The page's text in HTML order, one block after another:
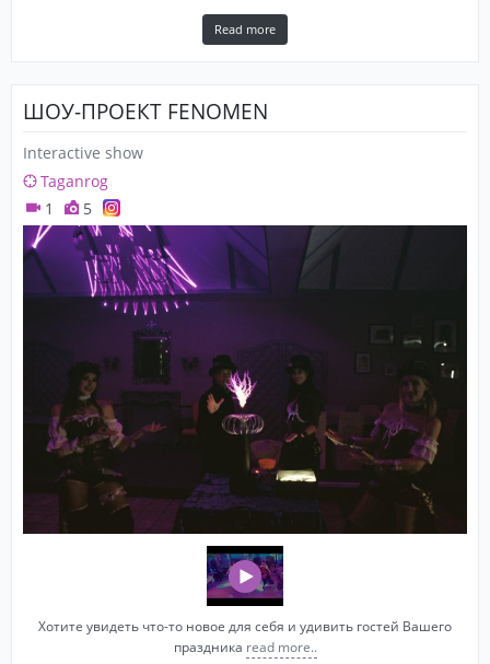
Read more
ШОУ-ПРОЕКТ FENOMEN
Interactive show
Taganrog
1
5
Хотите увидеть что-то новое для себя и удивить гостей Вашего
праздника read more..